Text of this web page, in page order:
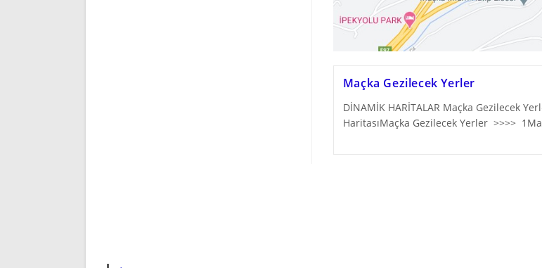
Maçka Gezilecek Yerler
DİNAMİK HARİTALAR Maçka Gezilecek
HaritasıMaçka Gezilecek Yerler >>>>